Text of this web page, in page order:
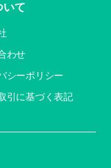
いて
わせ
シーポリシー
引に基づく表記